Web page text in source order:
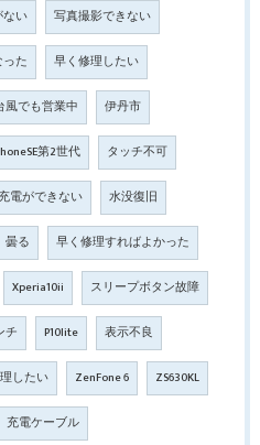
い 写真撮影できない
た 早く修理したい
風でも営業中 伊丹市
第2世代 タッチ不可
電ができない 水没復旧
曇る 早く修理すればよかった
Xperia10ii スリープボタン故障
チ P10lite 表示不良
したい ZenFone 6 ZS630KL
充電ケーブル